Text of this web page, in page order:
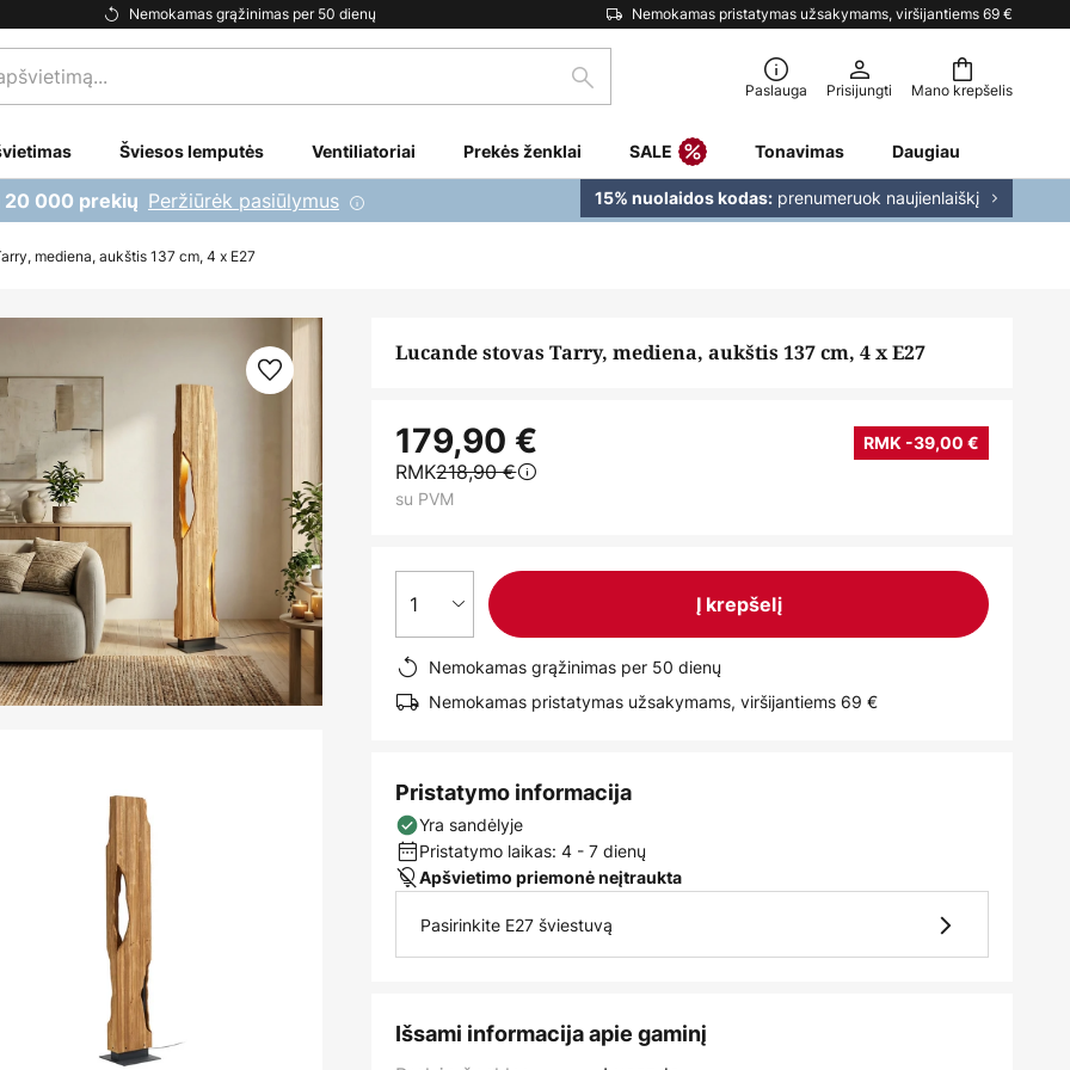
Nemokamas grąžinimas per 50 dienų Nemokamas pristatymas užsakymams, viršijantiems 69 €
Mano krepšelis
Paieška Paslauga Prisijungti
Šviesos lemputės Ventiliatoriai Prekės ženklai SALE Tonavimas Daugiau
20 000 prekių Peržiūrėk pasiūlymus 15% nuolaidos kodas: prenumeruok naujienlaiškį
mediena, aukštis 137 cm, 4 x E27
Lucande stovas Tarry, mediena, aukštis 137 cm, 4 x E27
179,90 € RMK -39,00 €
RMK218,90 €
su PVM
1 Į krepšelį
Nemokamas grąžinimas per 50 dienų
Nemokamas pristatymas užsakymams, viršijantiems 69 €
Pristatymo informacija
Yra sandėlyje
Pristatymo laikas: 4 - 7 dienų
Apšvietimo priemonė neįtraukta
Pasirinkite E27 šviestuvą
Išsami informacija apie gaminį